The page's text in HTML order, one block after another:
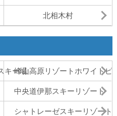
北相木村
キー場
峰山高原リゾートホワイトピ
中央道伊那スキーリゾート
シャトレーゼスキーリゾート